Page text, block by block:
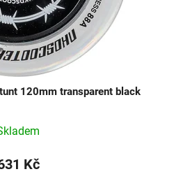
120mm transparent black
Kč